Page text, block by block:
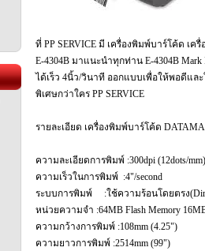
ที่ PP SERVICE มี เครื่องพิมพ์บาร์โค้ด เ
E-4304B มาแนะนำทุกท่าน E-4304B
ได้เร็ว 4นิ้ว/วินาที ออกแบบเพื่อให้พอดีแ
พิเศษกว่าใคร PP SERVICE
รายละเอียด เครื่องพิมพ์บาร์โค้ด
ความละเอียดการพิมพ์ :300dpi (12dots/mm)
ความเร็วในการพิมพ์ :4"/second
ระบบการพิมพ์ :ใช้ความร้อนโดยตรง
หน่วยความจำ :64MB Flash Memory
ความกว้างการพิมพ์ :108mm (4.25")
ความยาวการพิมพ์ :2514mm